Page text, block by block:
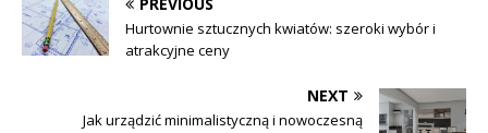
Hurtownie sztucznych kwiatów: szeroki wybór i
atrakcyjne ceny
NEXT
Jak urządzić minimalistyczną i nowoczesną